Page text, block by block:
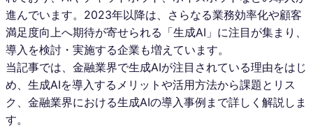
進んでいます。2023年以降は、さらなる業務効率化や顧客
満足度向上へ期待が寄せられる「生成AI」に注目が集まり、
導入を検討・実施する企業も増えています。
当記事では、金融業界で生成AIが注目されている理由をはじ
め、生成AIを導入するメリットや活用方法から課題とリス
ク、金融業界における生成AIの導入事例まで詳しく解説しま
す。